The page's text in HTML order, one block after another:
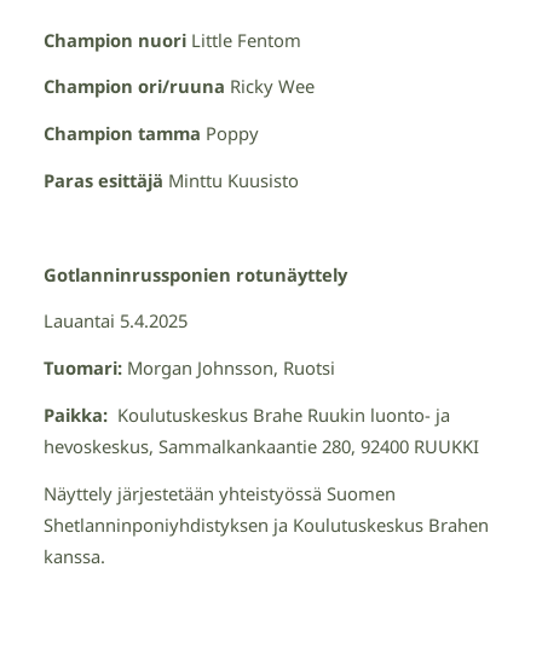
Champion nuoriLittle Fentom
Champion ori/ruuna Ricky Wee
Champion tamma Poppy
Paras esittäjä Minttu Kuusisto
Gotlanninrussponien rotunäyttely
Lauantai 5.4.2025
Tuomari:Morgan Johnsson, Ruotsi
Paikka:Koulutuskeskus Brahe Ruukin luonto- ja
hevoskeskus, Sammalkankaantie 280, 92400 RUUKKI
Näyttely järjestetään yhteistyössä Suomen
Shetlanninponiyhdistyksen ja Koulutuskeskus Brahen
kanssa.